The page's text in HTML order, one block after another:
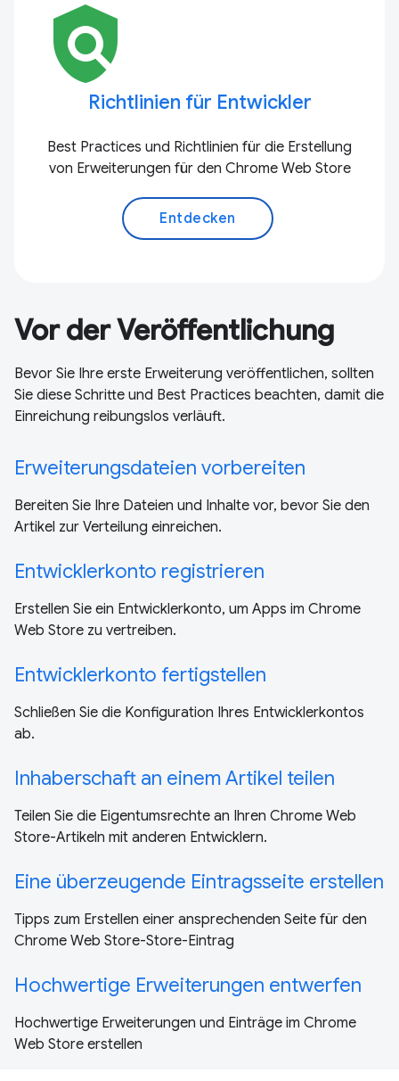
policy
Richtlinien für Entwickler
Best Practices und Richtlinien für die Erstellung
von Erweiterungen für den Chrome Web Store
Entdecken
Vor der Veröffentlichung
Bevor Sie Ihre erste Erweiterung veröffentlichen, sollten
Sie diese Schritte und Best Practices beachten, damit die
Einreichung reibungslos verläuft.
Erweiterungsdateien vorbereiten
Bereiten Sie Ihre Dateien und Inhalte vor, bevor Sie den
Artikel zur Verteilung einreichen.
Entwicklerkonto registrieren
Erstellen Sie ein Entwicklerkonto, um Apps im Chrome
Web Store zu vertreiben.
Entwicklerkonto fertigstellen
Schließen Sie die Konfiguration Ihres Entwicklerkontos
ab.
Inhaberschaft an einem Artikel teilen
Teilen Sie die Eigentumsrechte an Ihren Chrome Web
Store-Artikeln mit anderen Entwicklern.
Eine überzeugende Eintragsseite erstellen
Tipps zum Erstellen einer ansprechenden Seite für den
Chrome Web Store-Store-Eintrag
Hochwertige Erweiterungen entwerfen
Hochwertige Erweiterungen und Einträge im Chrome
Web Store erstellen